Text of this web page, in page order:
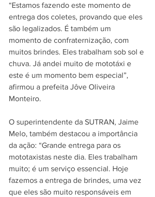
“Estamos fazendo este momento de
entrega dos coletes, provando que eles
são legalizados. É também um
momento de confraternização, com
muitos brindes. Eles trabalham sob sol e
chuva. Já andei muito de mototáxi e
este é um momento bem especial”,
afirmou a prefeita Jôve Oliveira
Monteiro.
O superintendente da SUTRAN, Jaime
Melo, também destacou a importância
da ação: “Grande entrega para os
mototaxistas neste dia. Eles trabalham
muito; é um serviço essencial. Hoje
fazemos a entrega de brindes, uma vez
que eles são muito responsáveis em